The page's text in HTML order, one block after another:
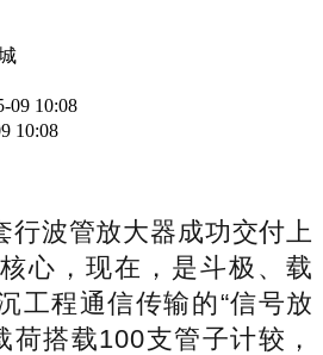
09 10:08
10:08
波管放大器成功交付上
心，现在，是斗极、载
工程通信传输的“信号放
荷搭载100支管子计较，